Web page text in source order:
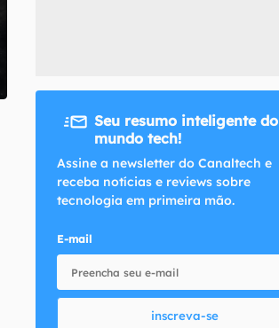
Seu resumo inteligente do
mundo tech!
Assine a newsletter do Canaltech e
receba notícias e reviews sobre
tecnologia em primeira mão.
E-mail
inscreva-se